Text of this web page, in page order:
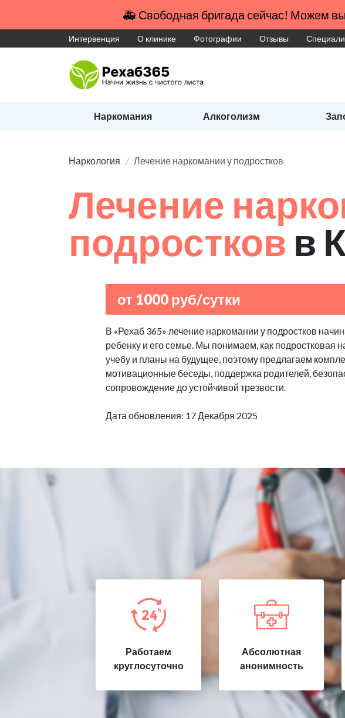
🚑 Свободная бригада сейчас! Можем
Интервенция О клинике Фотографии Отзывы
Наркомания Алкоголизм
Наркология Лечение наркомании у подростков
Лечение
подростков в
от 1000 руб/сутки
В «Рехаб 365» лечение наркомании у подростков
ребенку и его семье. Мы понимаем, как подростковая
учебу и планы на будущее, поэтому предлагаем
мотивационные беседы, поддержка родителей,
сопровождение до устойчивой трезвости.
Дата обновления: 17 Декабря 2025
Работаем
круглосуточно
Абсолютная
анонимность